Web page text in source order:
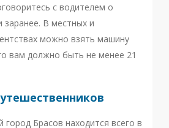
с водителем о
заранее. В местных и
можно взять машину
вам должно быть не менее 21
город Брасов находится всего в